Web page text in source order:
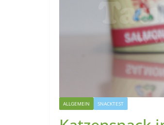
ALLGEMEIN SNACKTEST